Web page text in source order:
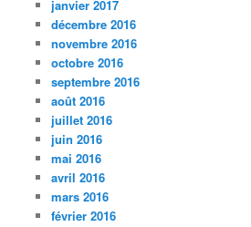
janvier 2017
décembre 2016
novembre 2016
octobre 2016
septembre 2016
août 2016
juillet 2016
juin 2016
mai 2016
avril 2016
mars 2016
février 2016